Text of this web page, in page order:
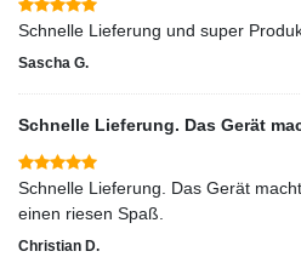
Schnelle Lieferung und super
Sascha G.
Schnelle Lieferung. Das Gerät
Schnelle Lieferung. Das Gerät
einen riesen Spaß.
Christian D.